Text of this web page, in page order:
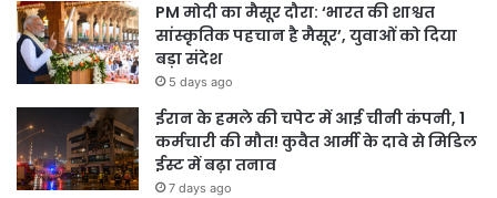
PM मोदी का मैसूर दौरा: ‘भारत की शाश्वत
सांस्कृतिक पहचान है मैसूर’, युवाओं को दिया
बड़ा संदेश
5 days ago
ईरान के हमले की चपेट में आई चीनी कंपनी, 1
कर्मचारी की मौत! कुवैत आर्मी के दावे से मिडिल
ईस्ट में बढ़ा तनाव
7 days ago